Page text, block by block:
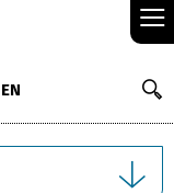
≡
EN